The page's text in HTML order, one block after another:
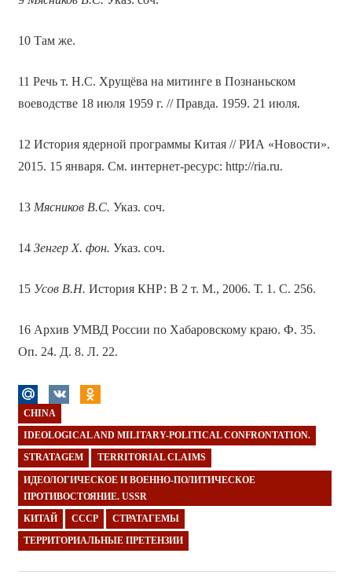
10 Там же.
11 Речь т. Н.С. Хрущёва на митинге в Познаньском
воеводстве 18 июля 1959 г. // Правда. 1959. 21 июля.
12 История ядерной программы Китая // РИА «Новости».
2015. 15 января. См. интернет-ресурс: http://ria.ru.
13 Мясников В.С. Указ. соч.
14 Зенгер Х. фон. Указ. соч.
15 Усов В.Н. История КНР: В 2 т. М., 2006. Т. 1. С. 256.
16 Архив УМВД России по Хабаровскому краю. Ф. 35.
Оп. 24. Д. 8. Л. 22.
CHINA
IDEOLOGICAL AND MILITARY-POLITICAL CONFRONTATION.
STRATAGEM TERRITORIAL CLAIMS
ИДЕОЛОГИЧЕСКОЕ И ВОЕННО-ПОЛИТИЧЕСКОЕ
ПРОТИВОСТОЯНИЕ. USSR
КИТАЙ СССР СТРАТАГЕМЫ
ТЕРРИТОРИАЛЬНЫЕ ПРЕТЕНЗИИ